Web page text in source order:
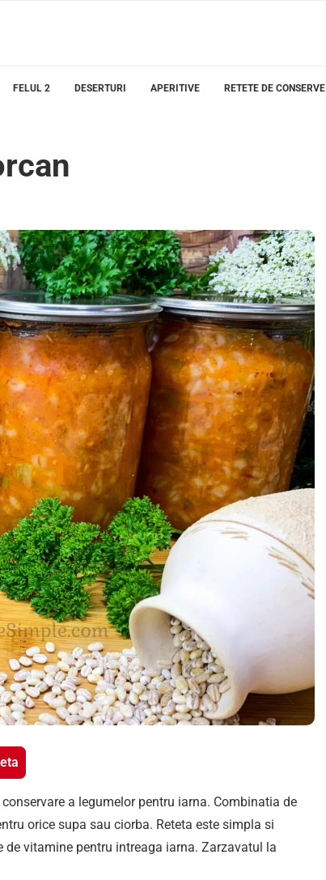
FELUL 2 DESERTURI APERITIVE RETETE DE CONSERVE
a legumelor pentru iarna. Combinatia de
orice supa sau ciorba. Reteta este simpla si
vitamine pentru intreaga iarna. Zarzavatul la